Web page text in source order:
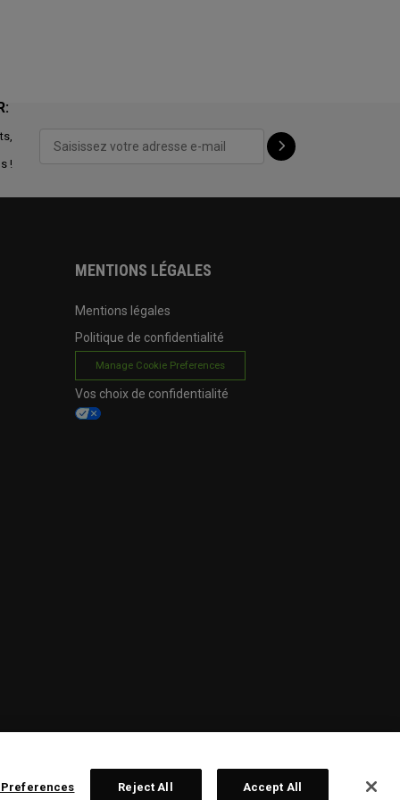
!
MENTIONS LÉGALES
Mentions légales
Politique de confidentialité
Manage Cookie Preferences
Vos choix de confidentialité
Preferences Reject All Accept All